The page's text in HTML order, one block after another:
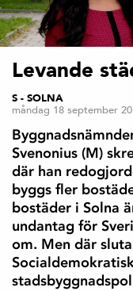
Levande
S - SOLNA
måndag 18 september
Svenonius (M)
där han
byggs fler
bostäder i Solna
undantag för
om. Men där